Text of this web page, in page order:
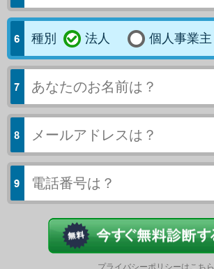
種別 法人 個人事業主
プライバシーポリシーはこちら